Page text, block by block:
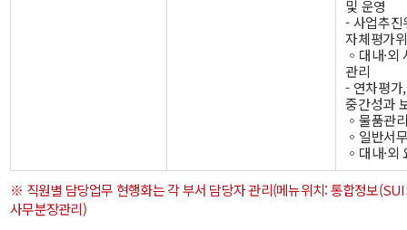
및 운영
- 사업추진
자체평가
◦대내·외
관리
- 연차평가
중간성과
◦물품관
◦일반서
◦대내·외
※ 직원별 담당업무 현행화는 각 부서 담당자 관리(메뉴위치: 통합정보
사무분장관리)